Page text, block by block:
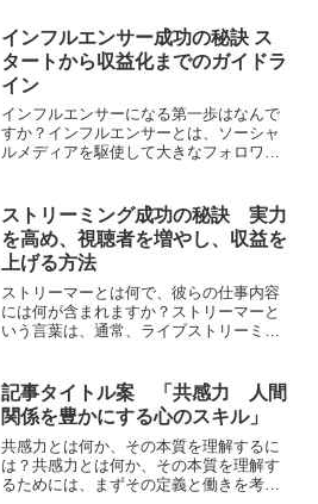
リアルタイムの通信が可能なオンライン
プラットフォーム、ソーシ...
インフルエンサー成功の秘訣 ス
タートから収益化までのガイドラ
イン
インフルエンサーになる第一歩はなんで
すか？インフルエンサーとは、ソーシャ
ルメディアを駆使して大きなフォロワー
す。インフルエンサーになる第一歩は、
自己ブランディングを行い...
ストリーミング成功の秘訣 実力
を高め、視聴者を増やし、収益を
上げる方法
ストリーマーとは何で、彼らの仕事内容
には何が含まれますか？ストリーマーと
いう言葉は、通常、ライブストリーミン
ネット上でリアルタイムで映像や音声を
共有する活動のことであり...
記事タイトル案 「共感力 人間
関係を豊かにする心のスキル」
共感力とは何か、その本質を理解するに
は？共感力とは何か、その本質を理解す
るためには、まずその定義と働きを考察